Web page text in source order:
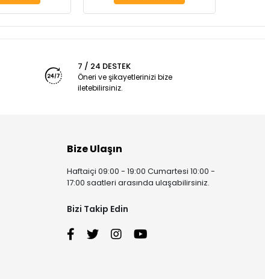
7 / 24 DESTEK
Öneri ve şikayetlerinizi bize
iletebilirsiniz.
Bize Ulaşın
Haftaiçi 09:00 - 19:00 Cumartesi 10:00 -
17:00 saatleri arasında ulaşabilirsiniz.
Bizi Takip Edin